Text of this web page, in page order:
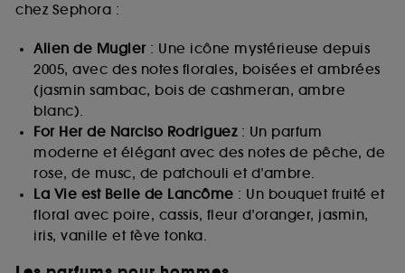
chez Sephora :
Alien de Mugler: Une icône mystérieuse depuis
2005, avec des notes florales, boisées et ambrées
(jasmin sambac, bois de cashmeran, ambre
blanc).
For Her de Narciso Rodriguez: Un parfum
moderne et élégant avec des notes de pêche, de
rose, de musc, de patchouli et d’ambre.
La Vie est Belle de Lancôme : Un bouquet fruité et
floral avec poire, cassis, fleur d’oranger, jasmin,
iris, vanille et fève tonka.